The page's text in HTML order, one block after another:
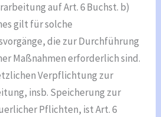
auf Art. 6 Buchst. b)
gilt für solche
die zur Durchführung
Maßnahmen erforderlich sind.
Verpflichtung zur
insb. Speicherung zur
Pflichten, ist Art. 6